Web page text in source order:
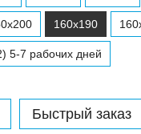
160x190
5-7 рабочих дней
Быстрый заказ